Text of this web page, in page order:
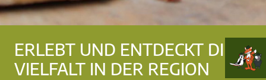
ERLEBT UND ENTDECKT DIE
VIELFALT IN DER REGION